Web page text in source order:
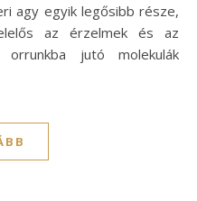
agy egyik legősibb része,
az érzelmek és az
jutó molekulák